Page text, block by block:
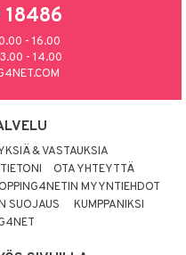
- 16.00
- 14.00
& VASTAUKSIA
OTA YHTEYTTÄ
MYYNTIEHDOT
SUOJAUS
KUMPPANIKSI